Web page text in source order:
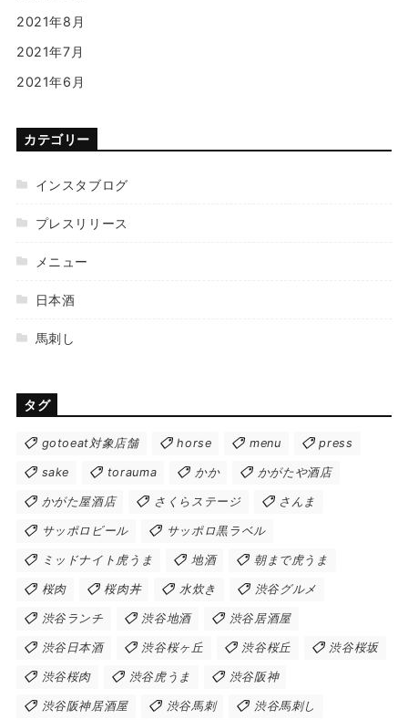
2021年8月
2021年7月
2021年6月
カテゴリー
インスタブログ
プレスリリース
メニュー
日本酒
馬刺し
タグ
gotoeat対象店舗 horse menu press
sake torauma かか かがたや酒店
かがた屋酒店 さくらステージ さんま
サッポロビール サッポロ黒ラベル
ミッドナイト虎うま 地酒 朝まで虎うま
桜肉 桜肉丼 水炊き 渋谷グルメ
渋谷ランチ 渋谷地酒 渋谷居酒屋
渋谷日本酒 渋谷桜ヶ丘 渋谷桜丘 渋谷桜坂
渋谷桜肉 渋谷虎うま 渋谷阪神
渋谷阪神居酒屋 渋谷馬刺 渋谷馬刺し